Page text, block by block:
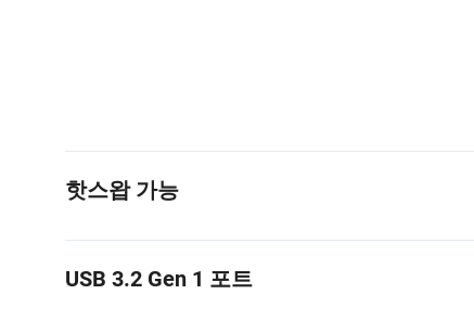
핫스왑 가능
USB 3.2 Gen 1 포트